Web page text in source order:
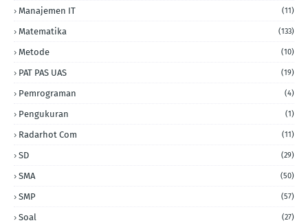
Manajemen IT (11)
Matematika (133)
Metode (10)
PAT PAS UAS (19)
Pemrograman (4)
Pengukuran (1)
Radarhot Com (11)
SD (29)
SMA (50)
SMP (57)
Soal (27)